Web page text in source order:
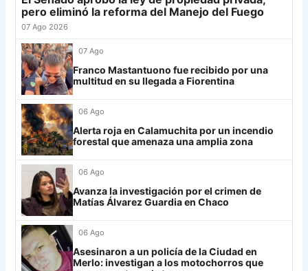
Mirassol
Lanús
Always Ready
Grupo H
IDV
Rosario Central
UCV FC
Libertad
26 Central Córdoba 19 -12 19
27 Platense
28 Riestra
29 Aldosivi
30 Estudiantes RC 19 -21
pero eliminó la reforma del Manejo del Fuego
07 Ago 2026
07 Ago
Franco Mastantuono fue recibido por una
multitud en su llegada a Fiorentina
06 Ago
Alerta roja en Calamuchita por un incendio
forestal que amenaza una amplia zona
06 Ago
Avanza la investigación por el crimen de
Matías Álvarez Guardia en Chaco
06 Ago
Asesinaron a un policía de la Ciudad en
Merlo: investigan a los motochorros que